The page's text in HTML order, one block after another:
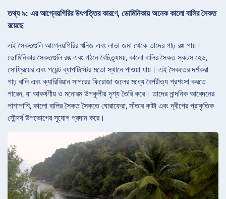
তথ্য ৯: এর আগ্নেয়গিরির উৎপত্তির কারণে, ডোমিনিকায় অনেক কালো বালির সৈকত
রয়েছে
এই সৈকতগুলি আগ্নেয়গিরির খনিজ এবং লাভা জমা থেকে তাদের গাঢ় রঙ পায়।
ডোমিনিকার সৈকতগুলি রঙ এবং গঠনে বৈচিত্র্যময়, কালো বালির সৈকত স্কটস হেড,
সোফ্রিয়ের এবং পয়েন্ট ব্যাপটিস্টের মতো স্থানে পাওয়া যায়। এই সৈকতের দর্শকরা
গাঢ় বালি এবং ক্যারিবিয়ান সাগরের ফিরোজা জলের মধ্যে বৈপরীত্য প্রশংসা করতে
পারেন, যা আকর্ষণীয় ও মনোরম উপকূলীয় দৃশ্য তৈরি করে। তাদের নান্দনিক আবেদনের
পাশাপাশি, কালো বালির সৈকত সৈকতে ঘোরাফেরা, সাঁতার কাটা এবং দ্বীপের প্রাকৃতিক
সৌন্দর্য উপভোগের সুযোগ প্রদান করে।